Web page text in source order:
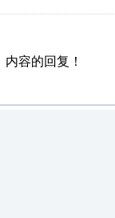
内容的回复！